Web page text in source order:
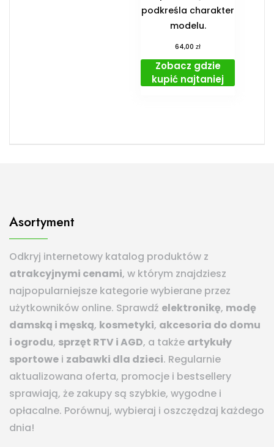
podkreśla charakter
modelu.
64,00zł
Zobacz gdzie
kupić najtaniej
Asortyment
Odkryj internetowy katalog produktów z
atrakcyjnymi cenami, w którym znajdziesz
najpopularniejsze kategorie wybierane przez
użytkowników online. Sprawdź elektronikę, modę
damską i męską, kosmetyki, akcesoria do domu
i ogrodu, sprzęt RTV i AGD, a także artykuły
sportowe i zabawki dla dzieci. Regularnie
aktualizowana oferta, promocje i bestsellery
sprawiają, że zakupy są szybkie, wygodne i
opłacalne. Porównuj, wybieraj i oszczędzaj każdego
dnia!